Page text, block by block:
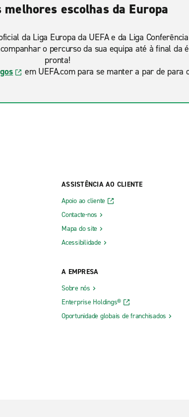
melhores escolhas da Europa
da Liga Europa da UEFA e da Liga
o percurso da sua equipa até à final da
pronta!
em UEFA.com para se manter a par de para
ASSISTÊNCIA AO CLIENTE
Apoio ao cliente
Contacte-nos
Mapa do site
Acessibilidade
A EMPRESA
Sobre nós
Enterprise Holdings®
Oportunidade globais de franchisados